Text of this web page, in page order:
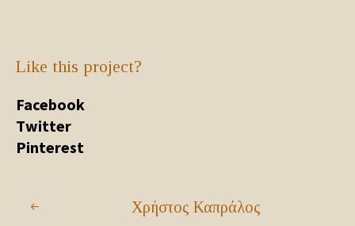
Like this project?
Facebook
Twitter
Pinterest
Χρήστος Καπράλος